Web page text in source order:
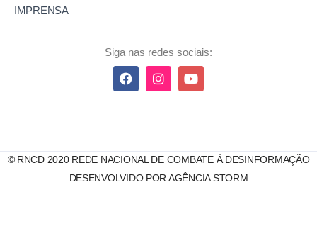
IMPRENSA
Siga nas redes sociais:
© RNCD 2020 REDE NACIONAL DE COMBATE À DESINFORMAÇÃO
DESENVOLVIDO POR AGÊNCIA STORM